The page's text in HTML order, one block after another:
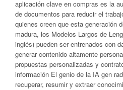
aplicación clave en compras es la
de documentos para reducir el
quienes creen que esta generación
madura, los Modelos Largos de
inglés) pueden ser entrenados con
generar contenido altamente
propuestas personalizadas y
información El genio de la IA gen
recuperar, resumir y extraer